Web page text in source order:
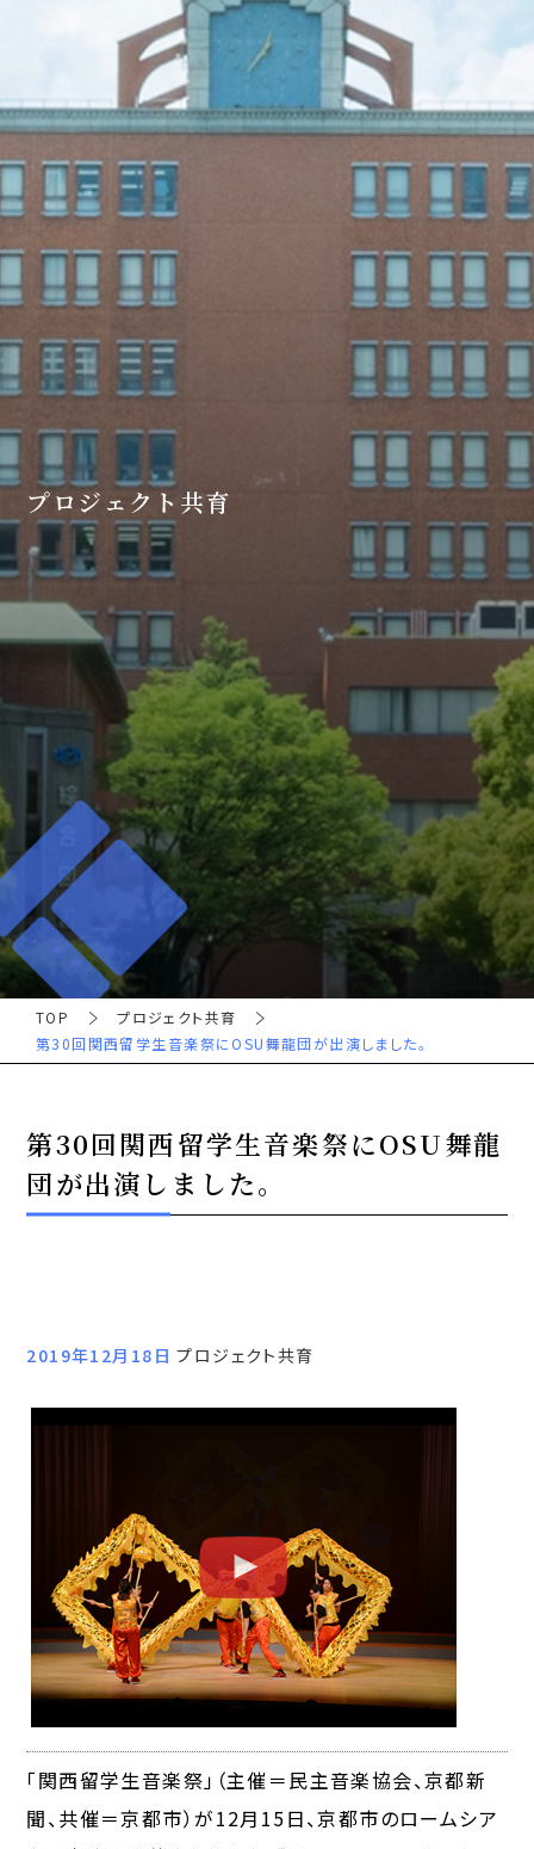
プロジェクト共育
TOP
プロジェクト共育
第30回関西留学生音楽祭にOSU舞龍団が出演しました。
第30回関西留学生音楽祭にOSU舞龍
団が出演しました。
2019年12月18日プロジェクト共育
「関西留学生音楽祭」（主催＝民主音楽協会、京都新
聞、共催＝京都市）が12月15日、京都市のロームシア